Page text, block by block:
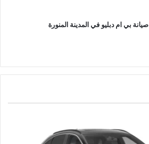
صيانة بي ام دبليو في المدينة المنورة